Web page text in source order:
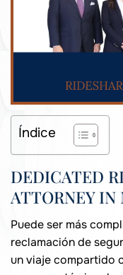
Índice
DEDICATED
ATTORNEY
Puede ser más
reclamación de
un viaje compartido